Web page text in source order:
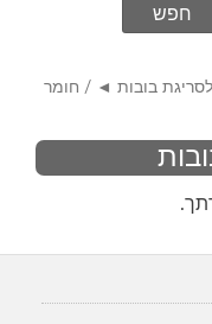
בובות ◄ / חומר